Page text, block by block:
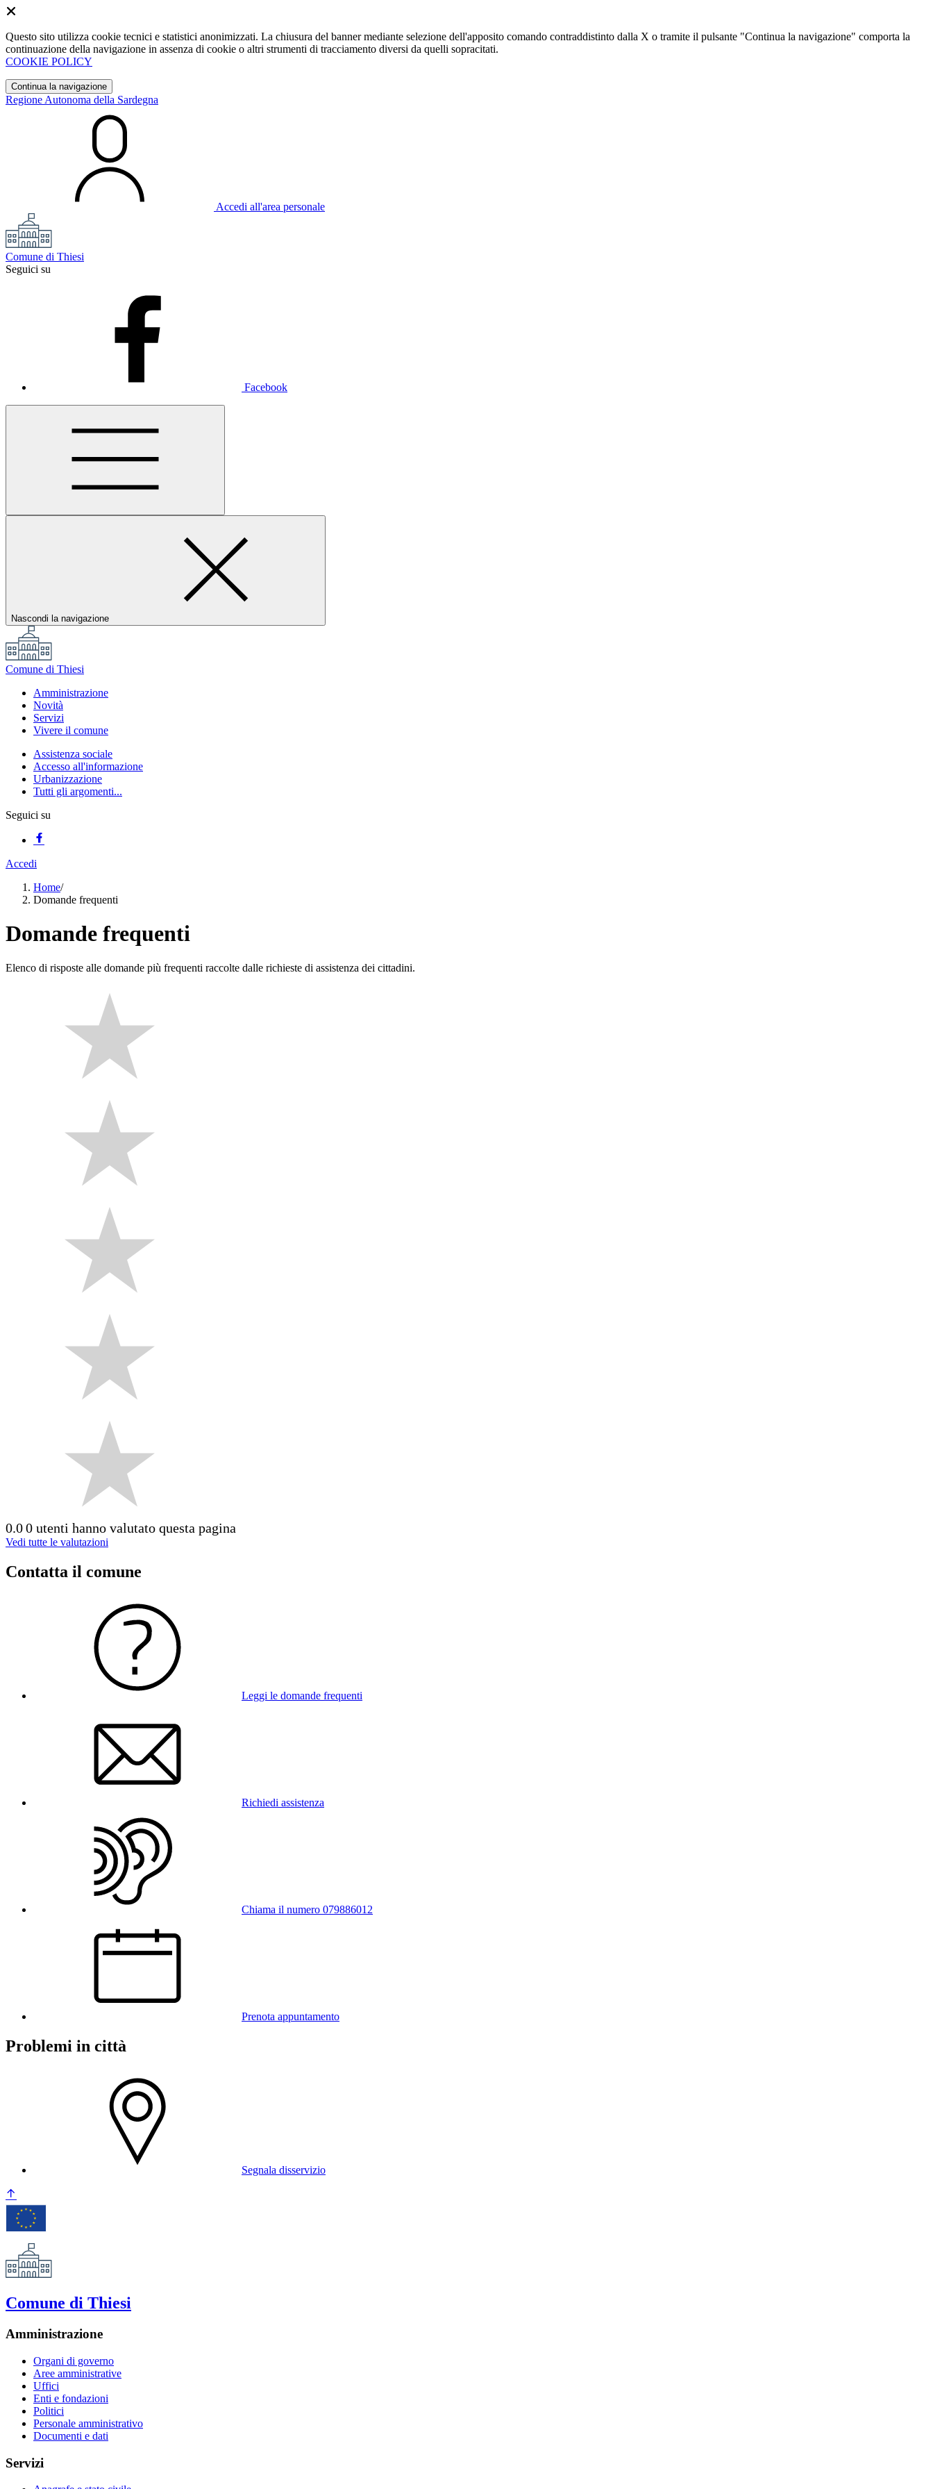
Questo sito utilizza cookie tecnici e statistici anonimizzati. La chiusura del banner mediante selezione dell'apposito comando contraddistinto dalla X o tramite il pulsante "Continua la navigazione" comporta la
continuazione della navigazione in assenza di cookie o altri strumenti di tracciamento diversi da quelli sopracitati.
COOKIE POLICY
Continua la navigazione
Regione Autonoma della Sardegna
Accedi all'area personale
Comune di Thiesi
Seguici su
Facebook
Nascondi la navigazione
Comune di Thiesi
Amministrazione
Novità
Servizi
Vivere il comune
Assistenza sociale
Accesso all'informazione
Urbanizzazione
Tutti gli argomenti...
Seguici su
Accedi
Home/
Domande frequenti
Domande frequenti
Elenco di risposte alle domande più frequenti raccolte dalle richieste di assistenza dei cittadini.
0.00 utenti hanno valutato questa pagina
Vedi tutte le valutazioni
Contatta il comune
Leggi le domande frequenti
Richiedi assistenza
Chiama il numero 079886012
Prenota appuntamento
Problemi in città
Segnala disservizio
Comune di Thiesi
Amministrazione
Organi di governo
Aree amministrative
Uffici
Enti e fondazioni
Politici
Personale amministrativo
Documenti e dati
Servizi